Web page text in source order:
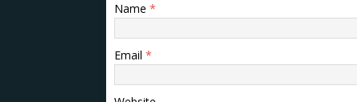
Name *
Email *